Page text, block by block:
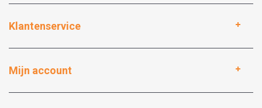
Klantenservice
Mijn account